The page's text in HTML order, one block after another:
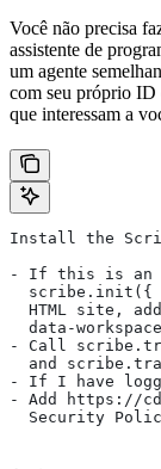
Você não precisa
assistente de
um agente
com seu próprio ID
que interessam a
Install the
- If this is an
scribe.init({
HTML site,
data-
- Call
and
- If I have
- Add https://
Security